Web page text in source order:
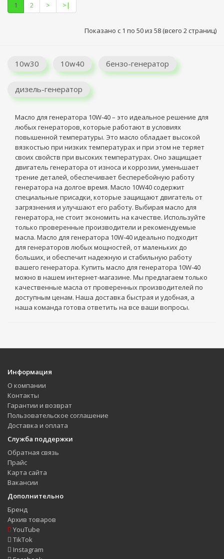
1 2 > >|
Показано с 1 по 50 из 58 (всего 2 страниц)
10w30 10w40 бензо-генератор
дизель-генератор
Масло для генератора 10W-40 – это идеальное решение для
любых генераторов, которые работают в условиях
повышенной температуры. Это масло обладает высокой
вязкостью при низких температурах и при этом не теряет
своих свойств при высоких температурах. Оно защищает
двигатель генератора от износа и коррозии, уменьшает
трение деталей, обеспечивает бесперебойную работу
генератора на долгое время. Масло 10W40 содержит
специальные присадки, которые защищают двигатель от
загрязнения и улучшают его работу. Выбирая масло для
генератора, не стоит экономить на качестве. Используйте
только проверенные производители и рекомендуемые
масла. Масло для генератора 10W-40 идеально подходит
для генераторов любых мощностей, от маленьких до
больших, и обеспечит надежную и стабильную работу
вашего генератора. Купить масло для генератора 10W-40
можно в нашем интернет-магазине. Мы предлагаем только
качественные масла от проверенных производителей по
доступным ценам. Наша доставка быстрая и удобная, а
наша команда готова ответить на все ваши вопросы.
Информация
О компании
Контакты
Гарантии и возврат
Пользовательское соглашение
Доставка и оплата
Служба поддержки
Обратная связь
Прайс
Карта сайта
Вакансии
Дополнительно
Бренд
Архив товаров
YouTube
TikTok
Instagram